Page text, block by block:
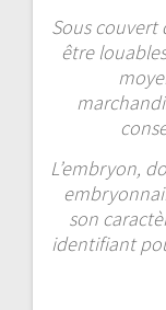
Sous
être
L’embryon,
son
identifiant